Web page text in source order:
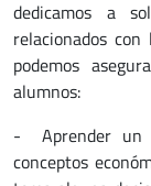
dedicamos a
relacionados
podemos
alumnos:
- Aprender un
conceptos